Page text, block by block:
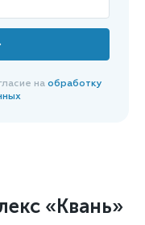
на обработку
«Квань»